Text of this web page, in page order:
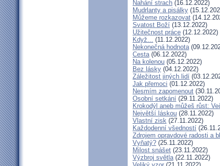
Nahání strach (16.12.2022)
Mudrlanty a pisálky
Můžeme rozkazovat
Svatost Boží (13.12.2022)
Užitečnost práce (12.12.2022)
Když... (11.12.2022)
Nekonečná hodnota
Cesta(06.12.2022)
Na kolenou (05.12.2022)
Bez lásky (04.12.2022)
Záležitost jiných lidí
Jak přemoci (01.12.2022)
Nesmím zapomenout
Osobní setkání (29.11.2022)
Krokodýl aneb můžeš růst:
Největší láskou (28.11.2022)
Vlastní zisk (27.11.2022)
Každodenní všedností
Zdrojem opravdové radosti a
Vyňatý? (25.11.2022)
Milost snášet (23.11.2022)
Výzbroj světla(22.11.2022)